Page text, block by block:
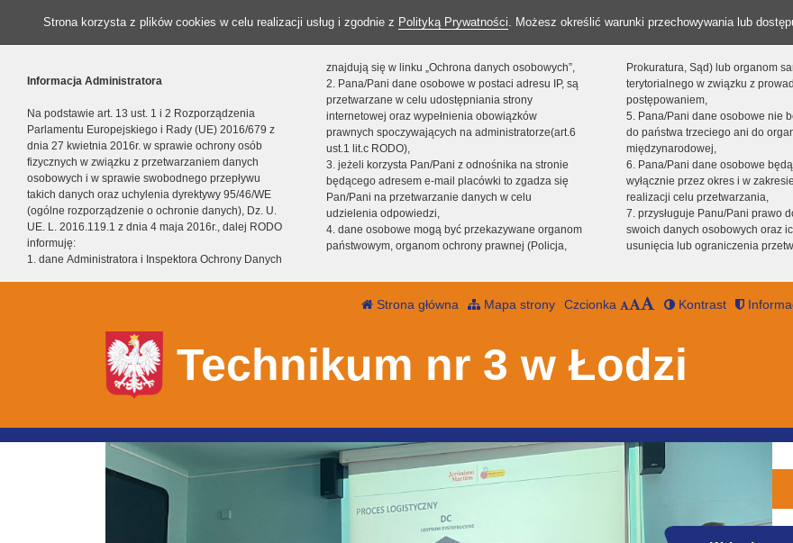
Strona korzysta z plików cookies w celu realizacji usług i zgodnie z Polityką Prywatności. Możesz określić warunki przechowywania lub
Informacja Administratora
Na podstawie art. 13 ust. 1 i 2 Rozporządzenia
Parlamentu Europejskiego i Rady (UE) 2016/679 z
dnia 27 kwietnia 2016r. w sprawie ochrony osób
fizycznych w związku z przetwarzaniem danych
osobowych i w sprawie swobodnego przepływu
takich danych oraz uchylenia dyrektywy 95/46/WE
(ogólne rozporządzenie o ochronie danych), Dz. U.
UE. L. 2016.119.1 z dnia 4 maja 2016r., dalej RODO
informuję:
1. dane Administratora i Inspektora Ochrony Danych
znajdują się w linku „Ochrona danych osobowych”,
2. Pana/Pani dane osobowe w postaci adresu IP, są
przetwarzane w celu udostępniania strony
internetowej oraz wypełnienia obowiązków
prawnych spoczywających na administratorze(art.6
ust.1 lit.c RODO),
3. jeżeli korzysta Pan/Pani z odnośnika na stronie
będącego adresem e-mail placówki to zgadza się
Pan/Pani na przetwarzanie danych w celu
udzielenia odpowiedzi,
4. dane osobowe mogą być przekazywane organom
państwowym, organom ochrony prawnej (Policja,
Prokuratura, Sąd) lub organom
terytorialnego w związku z
postępowaniem,
5. Pana/Pani dane osobowe nie
do państwa trzeciego ani do
międzynarodowej,
6. Pana/Pani dane osobowe
wyłącznie przez okres i w
realizacji celu przetwarzania,
7. przysługuje Panu/Pani prawo
swoich danych osobowych oraz
usunięcia lub ograniczenia
Strona główna Mapa strony Czcionka Kontrast
Technikum nr 3 w Łodzi